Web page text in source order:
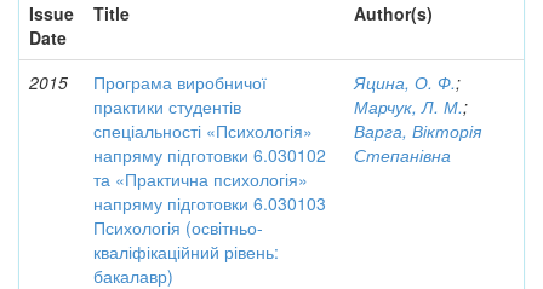
Issue
Date
Title Author(s)
2015
Програма виробничої
практики студентів
спеціальності «Психологія»
напряму підготовки 6.030102
та «Практична психологія»
напряму підготовки 6.030103
Психологія (освітньо-
кваліфікаційний рівень:
бакалавр)
Яцина, О. Ф.;
Марчук, Л. М.;
Варга, Вікторія
Степанівна